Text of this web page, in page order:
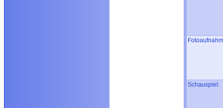
Schauspiel: